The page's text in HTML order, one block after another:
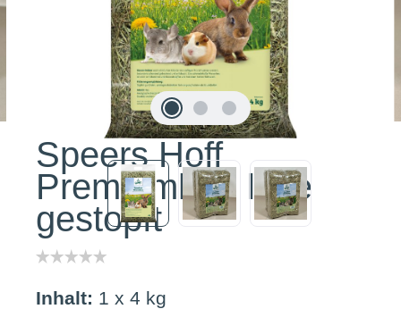
Speers Hoff
Premiumheu lose
gestopft
Inhalt: 1 x 4 kg